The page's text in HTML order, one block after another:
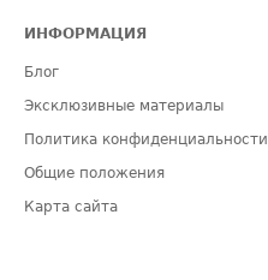
ИНФОРМАЦИЯ
Блог
Эксклюзивные материалы
Политика конфиденциальности
Общие положения
Карта сайта